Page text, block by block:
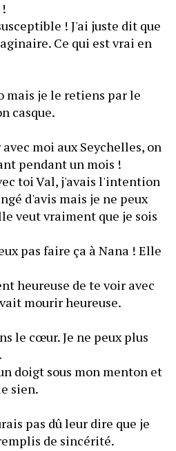
! J'ai juste dit que
Ce qui est vrai en
mais je le retiens par le
casque.
moi aux Seychelles, on
pendant un mois !
toi Val, j'avais l'intention
d'avis mais je ne peux
veut vraiment que je sois
pas faire ça à Nana ! Elle
heureuse de te voir avec
mourir heureuse.
le cœur. Je ne peux plus
doigt sous mon menton et
pas dû leur dire que je